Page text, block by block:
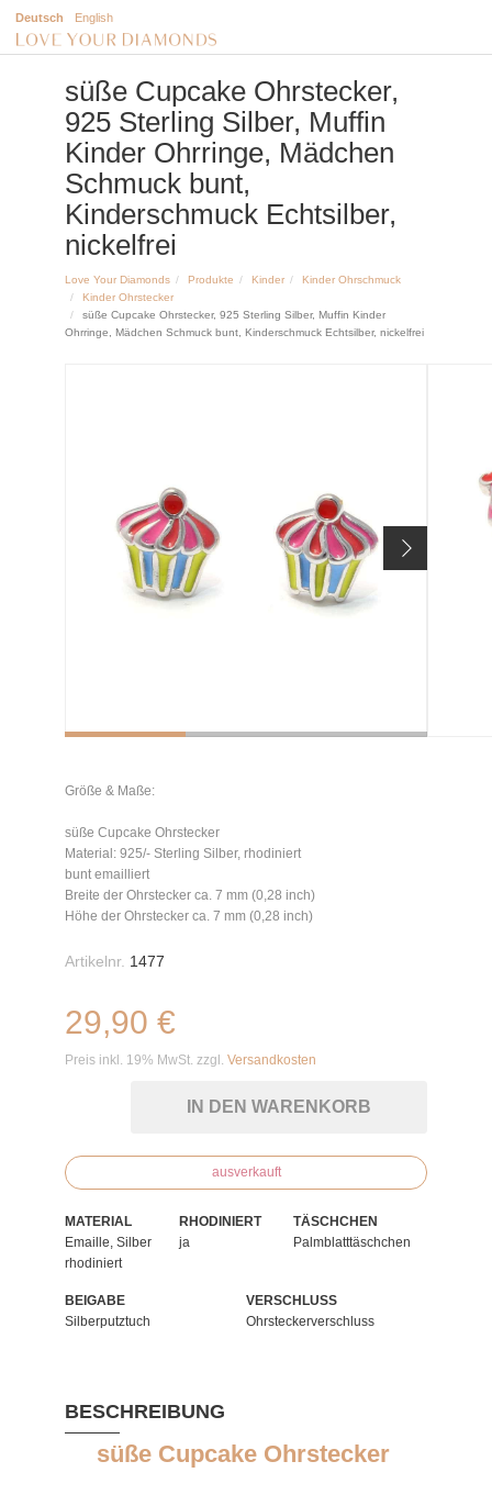
Deutsch English
süße Cupcake Ohrstecker,
925 Sterling Silber, Muffin
Kinder Ohrringe, Mädchen
Schmuck bunt,
Kinderschmuck Echtsilber,
nickelfrei
Love Your Diamonds Produkte Kinder
Kinder Ohrschmuck
Kinder Ohrstecker
süße Cupcake Ohrstecker, 925 Sterling Silber, Muffin Kinder
Ohrringe, Mädchen Schmuck bunt, Kinderschmuck Echtsilber, nickelfrei
Größe & Maße:
süße Cupcake Ohrstecker
Material: 925/- Sterling Silber, rhodiniert
bunt emailliert
Breite der Ohrstecker ca. 7 mm (0,28 inch)
Höhe der Ohrstecker ca. 7 mm (0,28 inch)
Artikelnr. 1477
29,90 €
Preis inkl. 19% MwSt. zzgl. Versandkosten
IN DEN WARENKORB
ausverkauft
MATERIAL
Emaille, Silber
rhodiniert
RHODINIERT
ja
TÄSCHCHEN
Palmblatttäschchen
BEIGABE
Silberputztuch
VERSCHLUSS
Ohrsteckerverschluss
BESCHREIBUNG
süße Cupcake Ohrstecker